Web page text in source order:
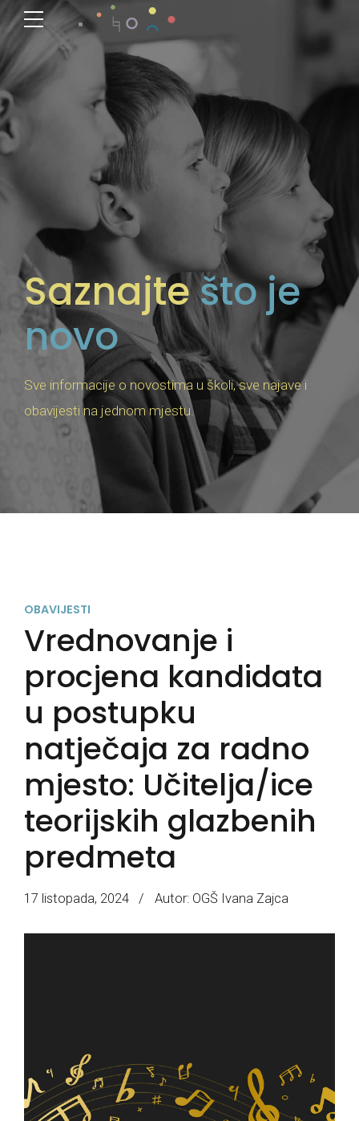
Saznajtešto je
novo
Sve informacije o novostima u školi, sve najave i
obavijesti na jednom mjestu.
OBAVIJESTI
Vrednovanje i
procjena kandidata
u postupku
natječaja za radno
mjesto: Učitelja/ice
teorijskih glazbenih
predmeta
17 listopada, 2024 Autor: OGŠ Ivana Zajca